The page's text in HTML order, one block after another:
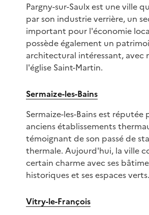
Pargny-sur-Saulx est une ville
par son industrie verrière, un
important pour l'économie
possède également un
architectural intéressant, avec
l'église Saint-Martin.
Sermaize-les-Bains
Sermaize-les-Bains est réputée
anciens établissements
témoignant de son passé de
thermale. Aujourd'hui, la ville
certain charme avec ses
historiques et ses espaces verts.
Vitry-le-François